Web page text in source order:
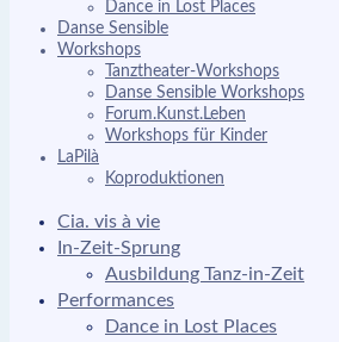
Dance in Lost Places
Danse Sensible
Workshops
Tanztheater-Workshops
Danse Sensible Workshops
Forum.Kunst.Leben
Workshops für Kinder
LaPilà
Koproduktionen
Cia. vis à vie
In-Zeit-Sprung
Ausbildung Tanz-in-Zeit
Performances
Dance in Lost Places